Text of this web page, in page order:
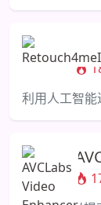
利用人工智能